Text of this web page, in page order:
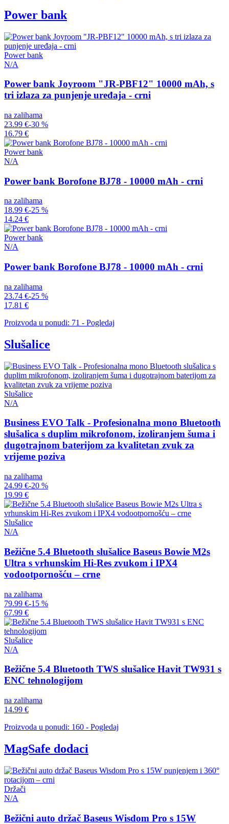
Power bank
Power bank
N/A
Power bank Joyroom "JR-PBF12" 10000 mAh, s
tri izlaza za punjenje uređaja - crni
na zalihama
23.99 €-30 %
16.79 €
Power bank
N/A
Power bank Borofone BJ78 - 10000 mAh - crni
na zalihama
18.99 €-25 %
14.24 €
Power bank
N/A
Power bank Borofone BJ78 - 10000 mAh - crni
na zalihama
23.74 €-25 %
17.81 €
Proizvoda u ponudi: 71 - Pogledaj
Slušalice
Slušalice
N/A
Business EVO Talk - Profesionalna mono Bluetooth
slušalica s duplim mikrofonom, izoliranjem šuma i
dugotrajnom baterijom za kvalitetan zvuk za
vrijeme poziva
na zalihama
24.99 €-20 %
19.99 €
Slušalice
N/A
Bežične 5.4 Bluetooth slušalice Baseus Bowie M2s
Ultra s vrhunskim Hi-Res zvukom i IPX4
vodootpornošću – crne
na zalihama
79.99 €-15 %
67.99 €
Slušalice
N/A
Bežične 5.4 Bluetooth TWS slušalice Havit TW931 s
ENC tehnologijom
na zalihama
14.99 €
Proizvoda u ponudi: 160 - Pogledaj
MagSafe dodaci
Držači
N/A
Bežični auto držač Baseus Wisdom Pro s 15W